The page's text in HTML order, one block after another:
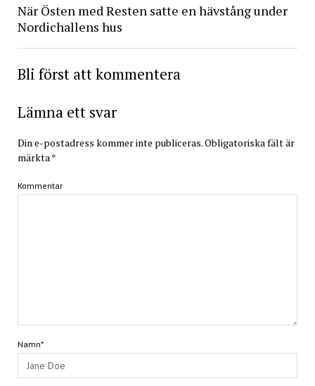
När Östen med Resten satte en hävstång under
Nordichallens hus
Bli först att kommentera
Lämna ett svar
Din e-postadress kommer inte publiceras.Obligatoriska fält är
märkta *
Kommentar
Namn*